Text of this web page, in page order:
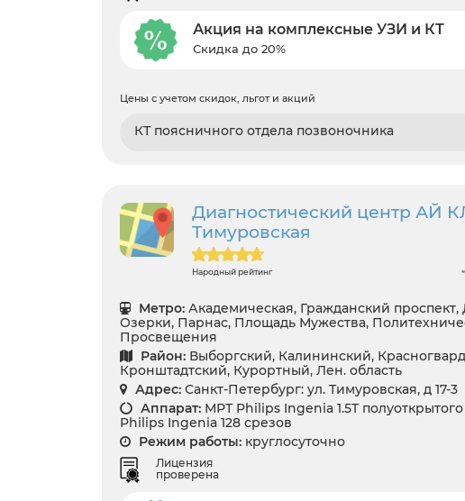
Акция на комплексные УЗИ и КТ
Скидка до 20%
Цены с учетом скидок, льгот и акций
КТ поясничного отдела позвоночника
Диагностический центр АЙ
Тимуровская
Народный рейтинг
Метро: Академическая, Гражданский проспект,
Озерки, Парнас, Площадь Мужества,
Просвещения
Район: Выборгский, Калининский,
Кронштадтский, Курортный, Лен. область
Адрес: Санкт-Петербург: ул. Тимуровская, д 17-3
Аппарат: МРТ Philips Ingenia 1.5T
Philips Ingenia 128 срезов
Режим работы: круглосуточно
Лицензия
проверена